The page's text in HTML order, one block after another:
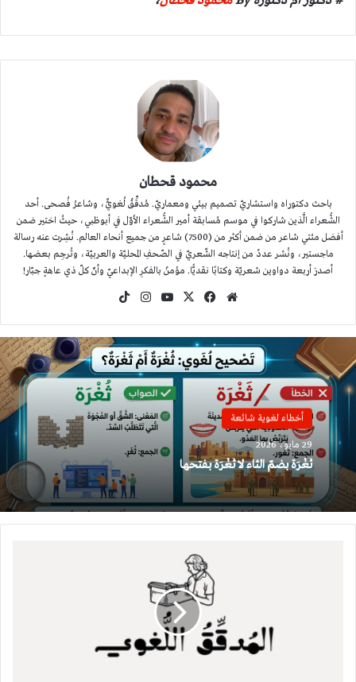
محمود قحطان
باحث دكتوراه واستشاريّ تصميم بيئي ومعماريّ. مُدقِّقٌ لُغويٌّ، وشاعرُ فُصحى. أحد
الشُّعراء الَّذين شاركوا في موسم مُسابقة أمير الشُّعراء الأوّل في أبوظبي، حيثُ اختير ضمن
أفضل مئتي شاعر من ضمن أكثر من (7500) شاعرٍ من جميع أنحاء العالم. نُشِرت عنه رسالة
ماجستير، ونُشر عددٌ من إنتاجه الشّعريّ في الصّحفِ المحليّة والعربيّة، وتُرجِم بعضها.
أصدرَ أربعة دواوين شعريّة وكتابًا نقديًّا. مؤمنٌ بالفكرِ الإبداعيّ وأنّ كلّ ذي عاهةٍ جبّار!
موقع
فيسبوك
‫X
‫YouTubeانستقرام
أخطاء لغوية شائعة
29 مايو، 2026
ثُغْرَة بضمّ الثاء لا ثَغْرَة بفتحها